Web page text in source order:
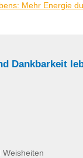
Mehr Energie
Dankbarkeit
Weisheiten